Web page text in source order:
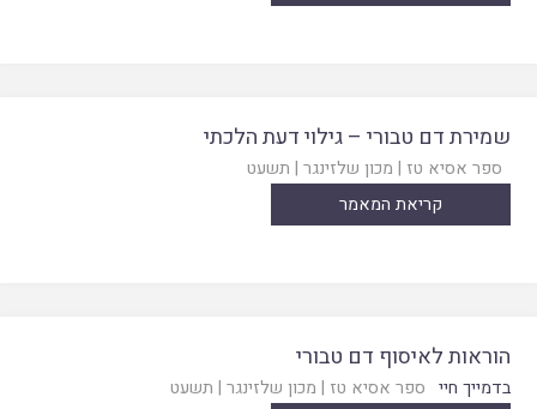
שמירת דם טבורי – גילוי דעת הלכתי
ספר אסיא טז | מכון שלזינגר | תשעט
קריאת המאמר
הוראות לאיסוף דם טבורי
בדמייך חיי ספר אסיא טז | מכון שלזינגר | תשעט